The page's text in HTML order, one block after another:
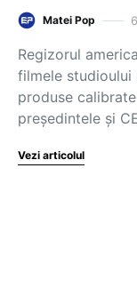
Matei Pop
Regizorul
filmele studioului
produse
preşedintele şi
Vezi articolul